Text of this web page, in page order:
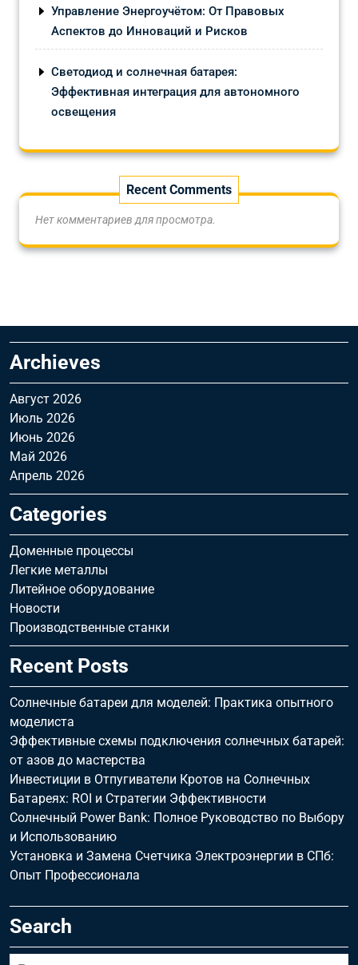
Управление Энергоучётом: От Правовых
Аспектов до Инноваций и Рисков
Светодиод и солнечная батарея:
Эффективная интеграция для автономного
освещения
Recent Comments
Нет комментариев для просмотра.
Archieves
Август 2026
Июль 2026
Июнь 2026
Май 2026
Апрель 2026
Categories
Доменные процессы
Легкие металлы
Литейное оборудование
Новости
Производственные станки
Recent Posts
Солнечные батареи для моделей: Практика опытного
моделиста
Эффективные схемы подключения солнечных батарей:
от азов до мастерства
Инвестиции в Отпугиватели Кротов на Солнечных
Батареях: ROI и Стратегии Эффективности
Солнечный Power Bank: Полное Руководство по Выбору
и Использованию
Установка и Замена Счетчика Электроэнергии в СПб:
Опыт Профессионала
Search